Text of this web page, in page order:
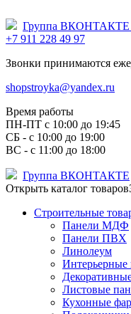
Группа ВКОНТАКТЕ
+7 911 228 49 97
Звонки принимаются
shopstroyka@yandex.ru
Время работы
ПН-ПТ c 10:00 до 19:45
СБ - с 10:00 до 19:00
ВС - с 11:00 до 18:00
Группа ВКОНТАКТЕ
Открыть каталог товаров
Строительные
Панели МДФ
Панели ПВХ
Линолеум
Интерьерные
Листовые
Кухонные